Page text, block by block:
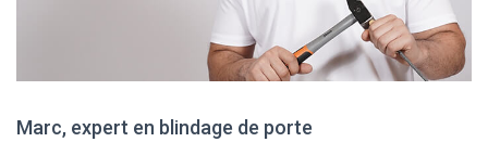
Marc, expert en blindage de porte